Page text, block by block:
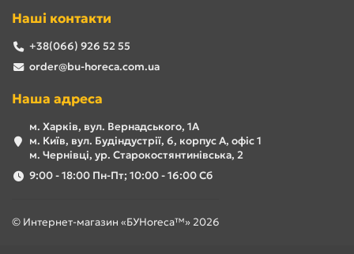
Наші контакти
+38(066) 926 52 55
order@bu-horeca.com.ua
Наша адреса
м. Харків, вул. Вернадського, 1А
м. Київ, вул. Будіндустрії, 6, корпус А, офіс 1
м. Чернівці, ур. Старокостянтинівська, 2
9:00 - 18:00 Пн-Пт; 10:00 - 16:00 Сб
© Интернет-магазин «БУHoreca™» 2026